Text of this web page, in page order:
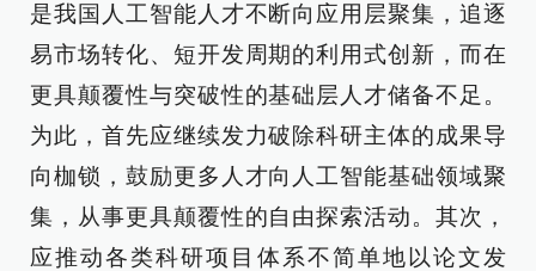
是我国人工智能人才不断向应用层聚集，追逐
易市场转化、短开发周期的利用式创新，而在
更具颠覆性与突破性的基础层人才储备不足。
为此，首先应继续发力破除科研主体的成果导
向枷锁，鼓励更多人才向人工智能基础领域聚
集，从事更具颠覆性的自由探索活动。其次，
应推动各类科研项目体系不简单地以论文发